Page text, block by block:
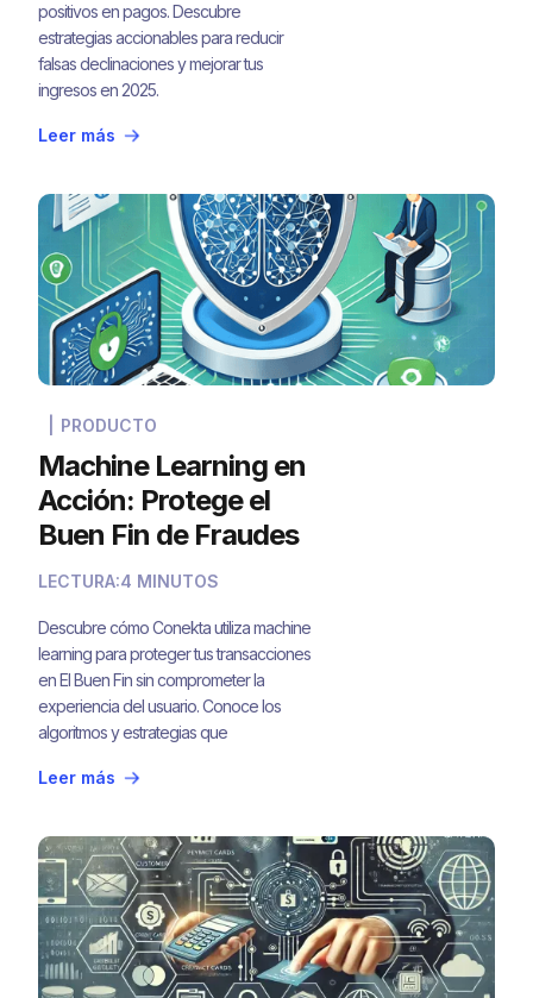
positivos en pagos. Descubre
estrategias accionables para reducir
falsas declinaciones y mejorar tus
ingresos en 2025.
Leer más
PRODUCTO
Machine Learning en
Acción: Protege el
Buen Fin de Fraudes
Sin Comprometer la
LECTURA:4 MINUTOS
Descubre cómo Conekta utiliza machine
learning para proteger tus transacciones
en El Buen Fin sin comprometer la
experiencia del usuario. Conoce los
algoritmos y estrategias que
en América Latina.
Leer más